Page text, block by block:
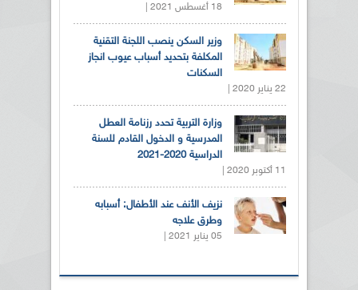
18 أغسطس 2021 |
وزير السكن ينصب اللجنة التقنية
المكلفة بتحديد أسباب عيوب انجاز
السكنات
22 يناير 2020 |
وزارة التربية تحدد رزنامة العطل
المدرسية و الدخول القادم للسنة
الدراسية 2020-2021
11 أكتوبر 2020 |
نزيف الأنف عند الأطفال: أسبابه
وطرق علاجه
05 يناير 2021 |